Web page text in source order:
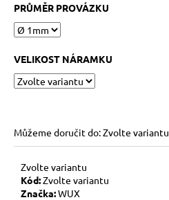
PRŮMĚR PROVÁZKU
VELIKOST NÁRAMKU
Můžeme doručit do:Zvolte variantu
Zvolte variantu
Kód:Zvolte variantu
Značka:WUX
e
HEMATITOVÉ
SRDÍČKO
–
PORVÁZKOVÝ
Kč
Kč